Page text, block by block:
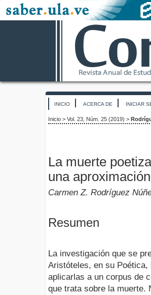
INICIO ACERCA DE INICIAR
Inicio > Vol. 23, Núm. 25 (2019) >
La muerte
una
Carmen Z. Rodríguez
Resumen
La investigación que se
Aristóteles, en su
aplicarlas a un corpus de
que trata sobre la muerte.